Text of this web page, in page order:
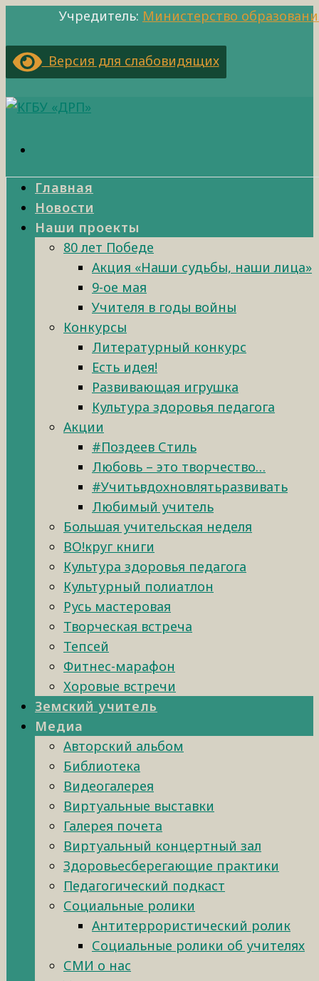
Учредитель: Министерство
Версия для слабовидящих
Главная
Новости
Наши проекты
80 лет Победе
Акция «Наши судьбы, наши лица»
9-ое мая
Учителя в годы войны
Конкурсы
Литературный конкурс
Есть идея!
Развивающая игрушка
Культура здоровья педагога
Акции
#Поздеев Стиль
Любовь – это творчество…
#Учитьвдохновлятьразвивать
Любимый учитель
Большая учительская неделя
ВО!круг книги
Культура здоровья педагога
Культурный полиатлон
Русь мастеровая
Творческая встреча
Тепсей
Фитнес-марафон
Хоровые встречи
Земский учитель
Медиа
Авторский альбом
Библиотека
Видеогалерея
Виртуальные выставки
Галерея почета
Виртуальный концертный зал
Здоровьесберегающие практики
Педагогический подкаст
Социальные ролики
Антитеррористический ролик
Социальные ролики об учителях
СМИ о нас